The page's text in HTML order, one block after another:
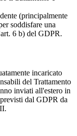
(principalmente
soddisfare una
6 b) del GDPR.
incaricato
del Trattamento
inviati all'estero in
dal GDPR da